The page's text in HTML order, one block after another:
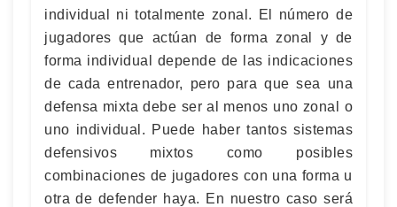
individual ni totalmente zonal. El número de
jugadores que actúan de forma zonal y de
forma individual depende de las indicaciones
de cada entrenador, pero para que sea una
defensa mixta debe ser al menos uno zonal o
uno individual. Puede haber tantos sistemas
defensivos mixtos como posibles
combinaciones de jugadores con una forma u
otra de defender haya. En nuestro caso será